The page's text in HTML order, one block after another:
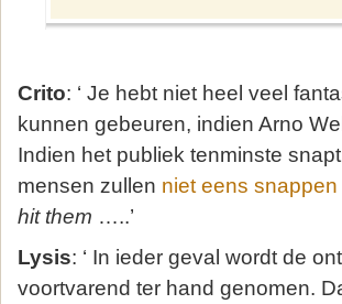
Crito: ‘ Je hebt niet heel veel
kunnen gebeuren, indien Arno
Indien het publiek tenminste
mensen zullen niet eens
hit them …..’
Lysis: ‘ In ieder geval wordt de
voortvarend ter hand genomen.